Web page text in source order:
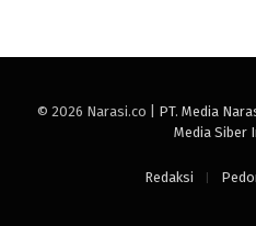
© 2026 Narasi.co | PT. Media
Media Siber
Redaksi